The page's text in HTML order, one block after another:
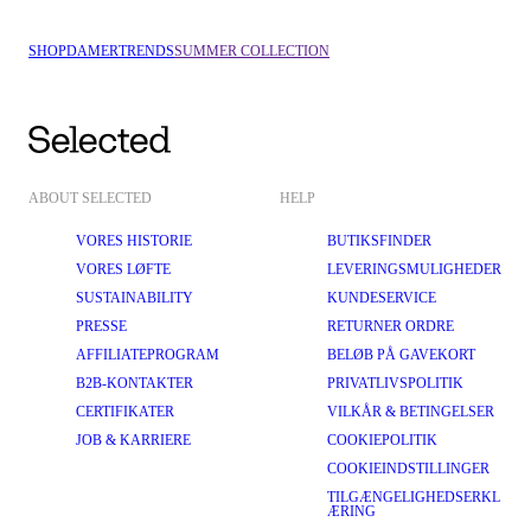
SHOPDAMERTRENDSSUMMER COLLECTION
ABOUT SELECTED
VORES HISTORIE
VORES LØFTE
SUSTAINABILITY
PRESSE
AFFILIATEPROGRAM
B2B-KONTAKTER
CERTIFIKATER
JOB & KARRIERE
HELP
BUTIKSFINDER
LEVERINGSMULIGHEDER
KUNDESERVICE
RETURNER ORDRE
BELØB PÅ GAVEKORT
PRIVATLIVSPOLITIK
VILKÅR & BETINGELSER
COOKIEPOLITIK
COOKIEINDSTILLINGER
TILGÆNGELIGHEDSERKL
ÆRING